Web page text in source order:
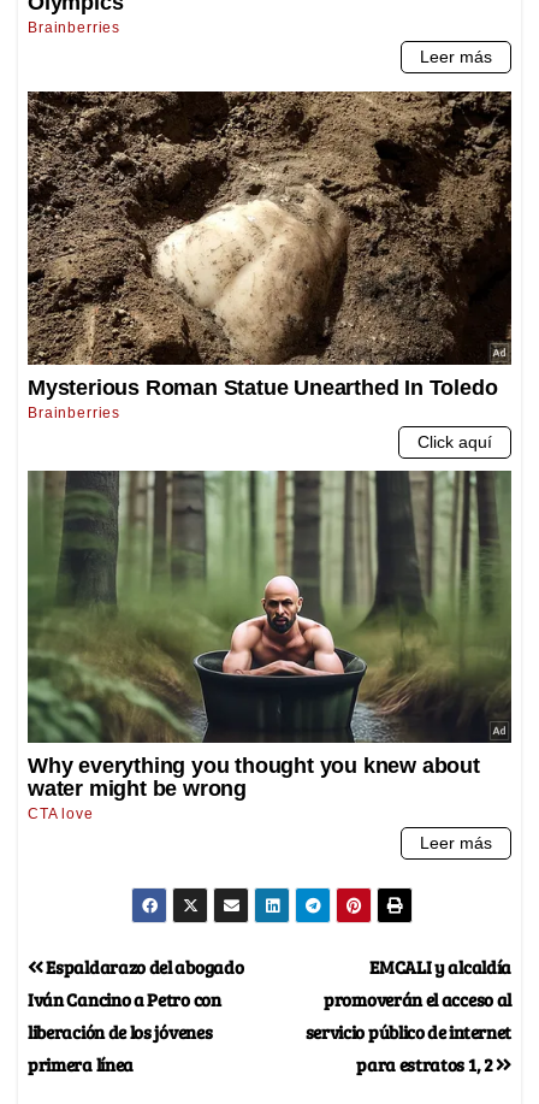
EMCALI y alcaldía
promoverán el acceso al
servicio público de internet
para estratos 1, 2
Espaldarazo del abogado
Iván Cancino a Petro con
liberación de los jóvenes
primera línea